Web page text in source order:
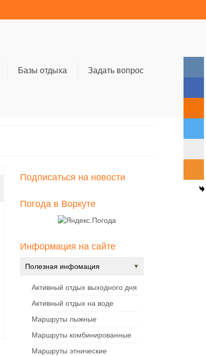
Базы отдыха Задать вопрос
Подписаться на новости
Погода в Воркуте
Информация на сайте
Полезная инфомация
Активный отдых выходного дня
Активный отдых на воде
Маршруты лыжные
Маршруты комбинированные
Маршруты этнические